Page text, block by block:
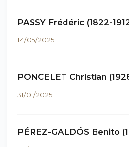
PASSY Frédéric (1822-
14/05/2025
PONCELET Christian
31/01/2025
PÉREZ-GALDÓS Benito